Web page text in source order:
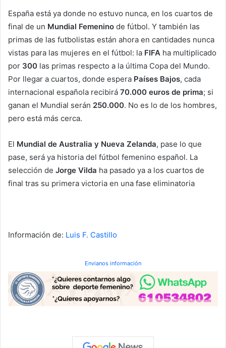
España está ya donde no estuvo nunca, en los cuartos de
final de un Mundial Femenino de fútbol. Y también las
primas de las futbolistas están ahora en cantidades nunca
vistas para las mujeres en el fútbol: la FIFA ha multiplicado
por 300 las primas respecto a la última Copa del Mundo.
Por llegar a cuartos, donde espera Países Bajos, cada
internacional española recibirá 70.000 euros de prima; si
ganan el Mundial serán 250.000. No es lo de los hombres,
pero está más cerca.
El Mundial de Australia y Nueva Zelanda, pase lo que
pase, será ya historia del fútbol femenino español. La
selección de Jorge Vilda ha pasado ya a los cuartos de
final tras su primera victoria en una fase eliminatoria
Información de: Luis F. Castillo
Envianos información